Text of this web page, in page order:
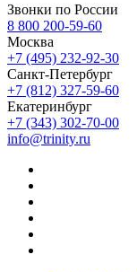
Звонки по России
8 800 200-59-60
Москва
+7 (495) 232-92-30
Санкт-Петербург
+7 (812) 327-59-60
Екатеринбург
+7 (343) 302-70-00
info@trinity.ru